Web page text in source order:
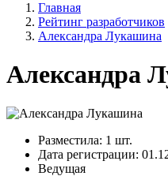
Главная
Рейтинг разработчиков
Александра Лукашина
Александра
Разместила: 1 шт.
Дата регистрации:
Ведущая